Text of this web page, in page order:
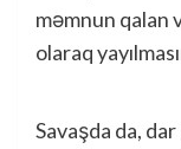
məmnun qalan
olaraq
Savaşda da,